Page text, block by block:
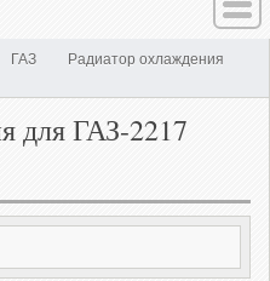
ГАЗ
Радиатор охлаждения
для ГАЗ-2217